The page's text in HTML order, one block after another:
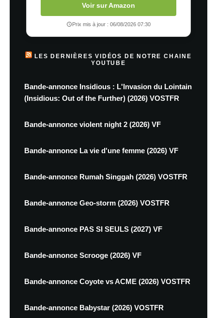
Voir sur Amazon
Prix mis à jour : 06/08/2026 07:30
LES DERNIÈRES VIDÉOS DE NOTRE CHAINE
YOUTUBE
Bande-annonce Insidious : L'Invasion du Lointain
(Insidious: Out of the Further) (2026) VOSTFR
Bande-annonce violent night 2 (2026) VF
Bande-annonce La vie d'une femme (2026) VF
Bande-annonce Rumah Singgah (2026) VOSTFR
Bande-annonce Geo-storm (2026) VOSTFR
Bande-annonce PAS SI SEULS (2027) VF
Bande-annonce Scrooge (2026) VF
Bande-annonce Coyote vs ACME (2026) VOSTFR
Bande-annonce Babystar (2026) VOSTFR